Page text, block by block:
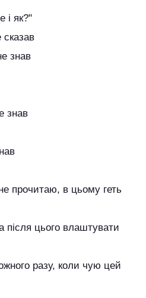
і як?"
знав
знав
прочитаю, в цьому геть
після цього влаштувати
разу, коли чую цей